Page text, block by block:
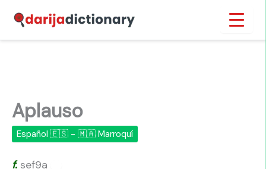
contenido
Aplauso
Español 🇪🇸 - 🇲🇦 Marroquí
f.sef9a